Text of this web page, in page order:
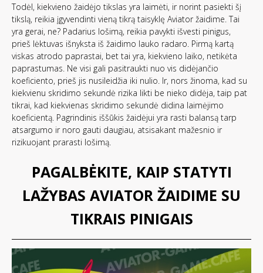
Todėl, kiekvieno žaidėjo tikslas yra laimėti, ir norint pasiekti šį
tikslą, reikia įgyvendinti vieną tikrą taisyklę Aviator žaidime. Tai
yra gerai, ne? Padarius lošimą, reikia pavykti išvesti pinigus,
prieš lėktuvas išnyksta iš žaidimo lauko radaro. Pirmą kartą
viskas atrodo paprastai, bet tai yra, kiekvieno laiko, netikėta
paprastumas. Ne visi gali pasitraukti nuo vis didėjančio
koeficiento, prieš jis nusileidžia iki nulio. Ir, nors žinoma, kad su
kiekvienu skridimo sekundė rizika likti be nieko didėja, taip pat
tikrai, kad kiekvienas skridimo sekundė didina laimėjimo
koeficientą. Pagrindinis iššūkis žaidėjui yra rasti balansą tarp
atsargumo ir noro gauti daugiau, atsisakant mažesnio ir
rizikuojant prarasti lošimą.
PAGALBĖKITE, KAIP STATYTI
LAŽYBAS AVIATOR ŽAIDIME SU
TIKRAIS PINIGAIS